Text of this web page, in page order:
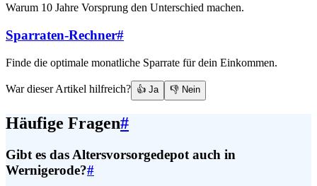
Warum 10 Jahre Vorsprung den Unterschied machen.
Sparraten-Rechner#
Finde die optimale monatliche Sparrate für dein Einkommen.
War dieser Artikel hilfreich? 👍 Ja 👎 Nein
Häufige Fragen#
Gibt es das Altersvorsorgedepot auch in
Wernigerode?#